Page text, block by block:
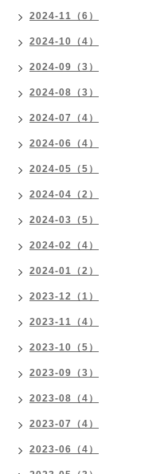
2024-11（6）
2024-10（4）
2024-09（3）
2024-08（3）
2024-07（4）
2024-06（4）
2024-05（5）
2024-04（2）
2024-03（5）
2024-02（4）
2024-01（2）
2023-12（1）
2023-11（4）
2023-10（5）
2023-09（3）
2023-08（4）
2023-07（4）
2023-06（4）